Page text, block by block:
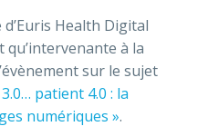
Health Digital
à la
sur le sujet
patient 4.0 : la
numériques ».